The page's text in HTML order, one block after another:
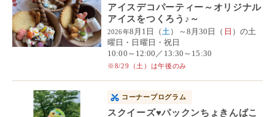
アイスデコパーティー～オリジナル
アイスをつくろう♪～
2026年8月1日（ 土 ）～8月30日（ 日 ）の土
曜日・日曜日・祝日
10:00～12:00／13:30～15:30
※8/29（土）は午後のみ
コーナープログラム
スクイーズ♥パックンちょきんばこ